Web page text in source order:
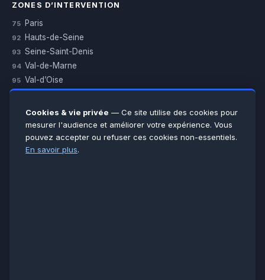
ZONES D’INTERVENTION
75 Paris
92 Hauts-de-Seine
93 Seine-Saint-Denis
94 Val-de-Marne
95 Val-d’Oise
Essonne
Seine-et-Marne
Voir toutes les villes →
Cookies & vie privée — Ce site utilise des cookies pour
mesurer l'audience et améliorer votre expérience. Vous
pouvez accepter ou refuser ces cookies non-essentiels.
En savoir plus.